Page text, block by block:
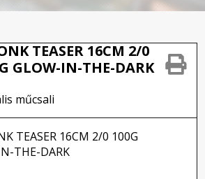
TEASER 16CM 2/0
GLOW-IN-THE-DARK
műcsali